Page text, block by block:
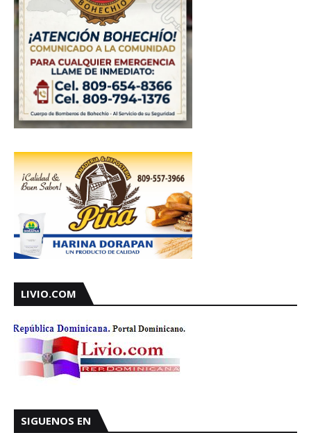
LIVIO.COM
SIGUENOS EN